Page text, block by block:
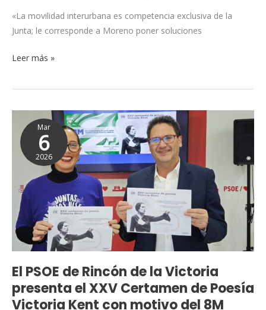
«La movilidad interurbana es competencia exclusiva de la
Junta; le corresponde a Moreno poner soluciones
de
la
Leer más »
Mar
6
2026
El PSOE de Rincón de la Victoria
presenta el XXV Certamen de Poesía
Victoria Kent con motivo del 8M
PSOE
de
Rincón
Victoria
presenta
el
XXV
Certamen
de
Poesía